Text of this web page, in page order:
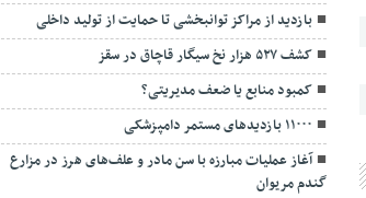
بازدید از مراکز توانبخشی تا حمایت از تولید داخلی
کشف ۵۲۷ هزار نخ سیگار قاچاق در سقز
کمبود منابع یا ضعف مدیریتی؟
۱۱۰۰۰ بازدیدهای مستمر دامپزشکی
آغاز عملیات مبارزه با سن مادر و علف‌های هرز در مزارع
گندم مریوان